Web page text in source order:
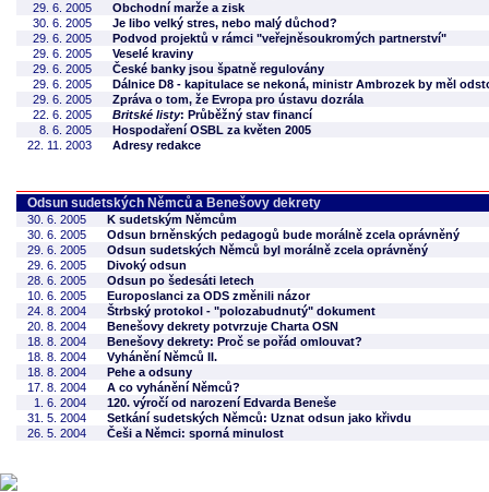
29. 6. 2005
Obchodní marže a zisk
30. 6. 2005
Je libo velký stres, nebo malý důchod?
29. 6. 2005
Podvod projektů v rámci "veřejněsoukromých partnerství"
29. 6. 2005
Veselé kraviny
29. 6. 2005
České banky jsou špatně regulovány
29. 6. 2005
Dálnice D8 - kapitulace se nekoná, ministr Ambrozek by měl
29. 6. 2005
Zpráva o tom, že Evropa pro ústavu dozrála
22. 6. 2005
Britské listy: Průběžný stav financí
8. 6. 2005
Hospodaření OSBL za květen 2005
22. 11. 2003
Adresy redakce
Odsun sudetských Němců a Benešovy dekrety
30. 6. 2005
K sudetským Němcům
30. 6. 2005
Odsun brněnských pedagogů bude morálně zcela oprávněný
29. 6. 2005
Odsun sudetských Němců byl morálně zcela oprávněný
29. 6. 2005
Divoký odsun
28. 6. 2005
Odsun po šedesáti letech
10. 6. 2005
Europoslanci za ODS změnili názor
24. 8. 2004
Štrbský protokol - "polozabudnutý" dokument
20. 8. 2004
Benešovy dekrety potvrzuje Charta OSN
18. 8. 2004
Benešovy dekrety: Proč se pořád omlouvat?
18. 8. 2004
Vyhánění Němců II.
18. 8. 2004
Pehe a odsuny
17. 8. 2004
A co vyhánění Němců?
1. 6. 2004
120. výročí od narození Edvarda Beneše
31. 5. 2004
Setkání sudetských Němců: Uznat odsun jako křivdu
26. 5. 2004
Češi a Němci: sporná minulost